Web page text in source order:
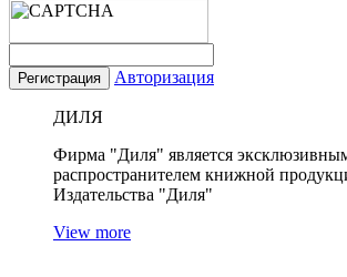
Авторизация
ДИЛЯ
Фирма "Диля" является
распространителем книжной
Издательства "Диля"
View more